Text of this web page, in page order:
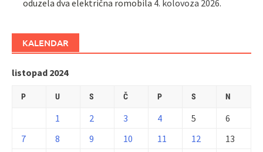
oduzela dva električna romobila 4. kolovoza 2026.
KALENDAR
listopad 2024
P U S Č P S N
1 2 3 4 5
6
7
8 9 10 11 12
13